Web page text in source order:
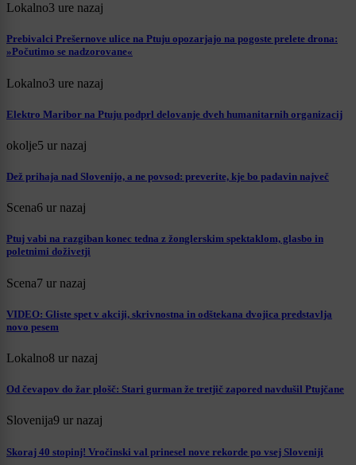
Lokalno3 ure nazaj
Prebivalci Prešernove ulice na Ptuju opozarjajo na pogoste prelete drona:
»Počutimo se nadzorovane«
Lokalno3 ure nazaj
Elektro Maribor na Ptuju podprl delovanje dveh humanitarnih organizacij
okolje5 ur nazaj
Dež prihaja nad Slovenijo, a ne povsod: preverite, kje bo padavin največ
Scena6 ur nazaj
Ptuj vabi na razgiban konec tedna z žonglerskim spektaklom, glasbo in
poletnimi doživetji
Scena7 ur nazaj
VIDEO: Gliste spet v akciji, skrivnostna in odštekana dvojica predstavlja
novo pesem
Lokalno8 ur nazaj
Od čevapov do žar plošč: Stari gurman že tretjič zapored navdušil Ptujčane
Slovenija9 ur nazaj
Skoraj 40 stopinj! Vročinski val prinesel nove rekorde po vsej Sloveniji